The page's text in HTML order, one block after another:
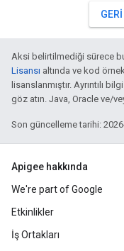
Aksi belirtilmediği sürece
Lisansı altında ve kod
lisanslanmıştır. Ayrıntılı
göz atın. Java, Oracle ve/
Son güncelleme tarihi:
Apigee hakkında
We're part of Google
Etkinlikler
İş Ortakları